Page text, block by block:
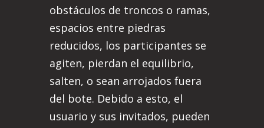
obstáculos de troncos o ramas,
espacios entre piedras
reducidos, los participantes se
agiten, pierdan el equilibrio,
salten, o sean arrojados fuera
del bote. Debido a esto, el
usuario y sus invitados, pueden